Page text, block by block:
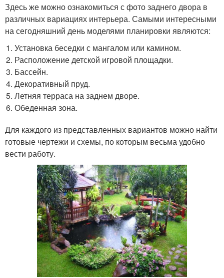
Здесь же можно ознакомиться с фото заднего двора в
различных вариациях интерьера. Самыми интересными
на сегодняшний день моделями планировки являются:
Установка беседки с мангалом или камином.
Расположение детской игровой площадки.
Бассейн.
Декоративный пруд.
Летняя терраса на заднем дворе.
Обеденная зона.
Для каждого из представленных вариантов можно найти
готовые чертежи и схемы, по которым весьма удобно
вести работу.